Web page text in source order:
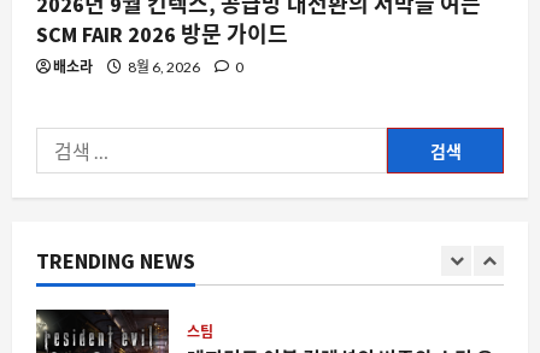
SCM FAIR 2026 방문 가이드
배소라 8월 6, 2026 0
색:
TRENDING NEWS
요즘뜨는소식
역발상의 기술적 유희, 어셈블리 홀 오브
셰임이 주목받는 이유
2
AI
DeepSeek V4 Flash 0731, 왜 개발자들
스팀